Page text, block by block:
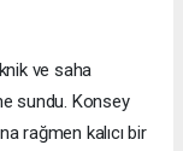
ve saha
sundu. Konsey
rağmen kalıcı bir